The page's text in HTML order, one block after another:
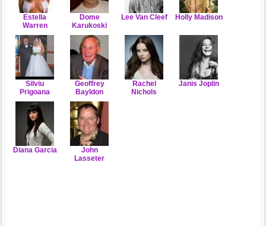
Estella
Warren
Dome
Karukoski
Lee Van Cleef Holly Madison
Silviu
Prigoana
Geoffrey
Bayldon
Rachel
Nichols
Janis Joplin
Diana Garcia
John
Lasseter